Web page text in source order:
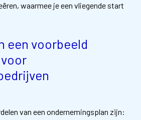
waarmee je een vliegende start
een voorbeeld
van een ondernemingsplan zijn: